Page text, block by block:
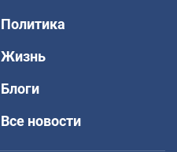
Политика
Жизнь
Блоги
Все новости